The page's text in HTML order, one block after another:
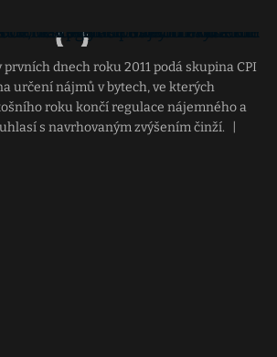
prvních dnech roku 2011 podá skupina CPI
určení nájmů v bytech, ve kterých
roku končí regulace nájemného a
s navrhovaným zvýšením činží.